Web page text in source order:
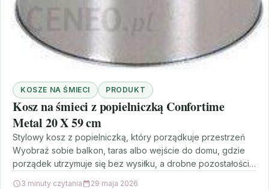
KOSZE NA ŚMIECI PRODUKT
Kosz na śmieci z popielniczką Confortime
Metal 20 X 59 cm
Stylowy kosz z popielniczką, który porządkuje przestrzeń
Wyobraź sobie balkon, taras albo wejście do domu, gdzie
porządek utrzymuje się bez wysiłku, a drobne pozostałości…
3 minuty czytania 29 maja 2026